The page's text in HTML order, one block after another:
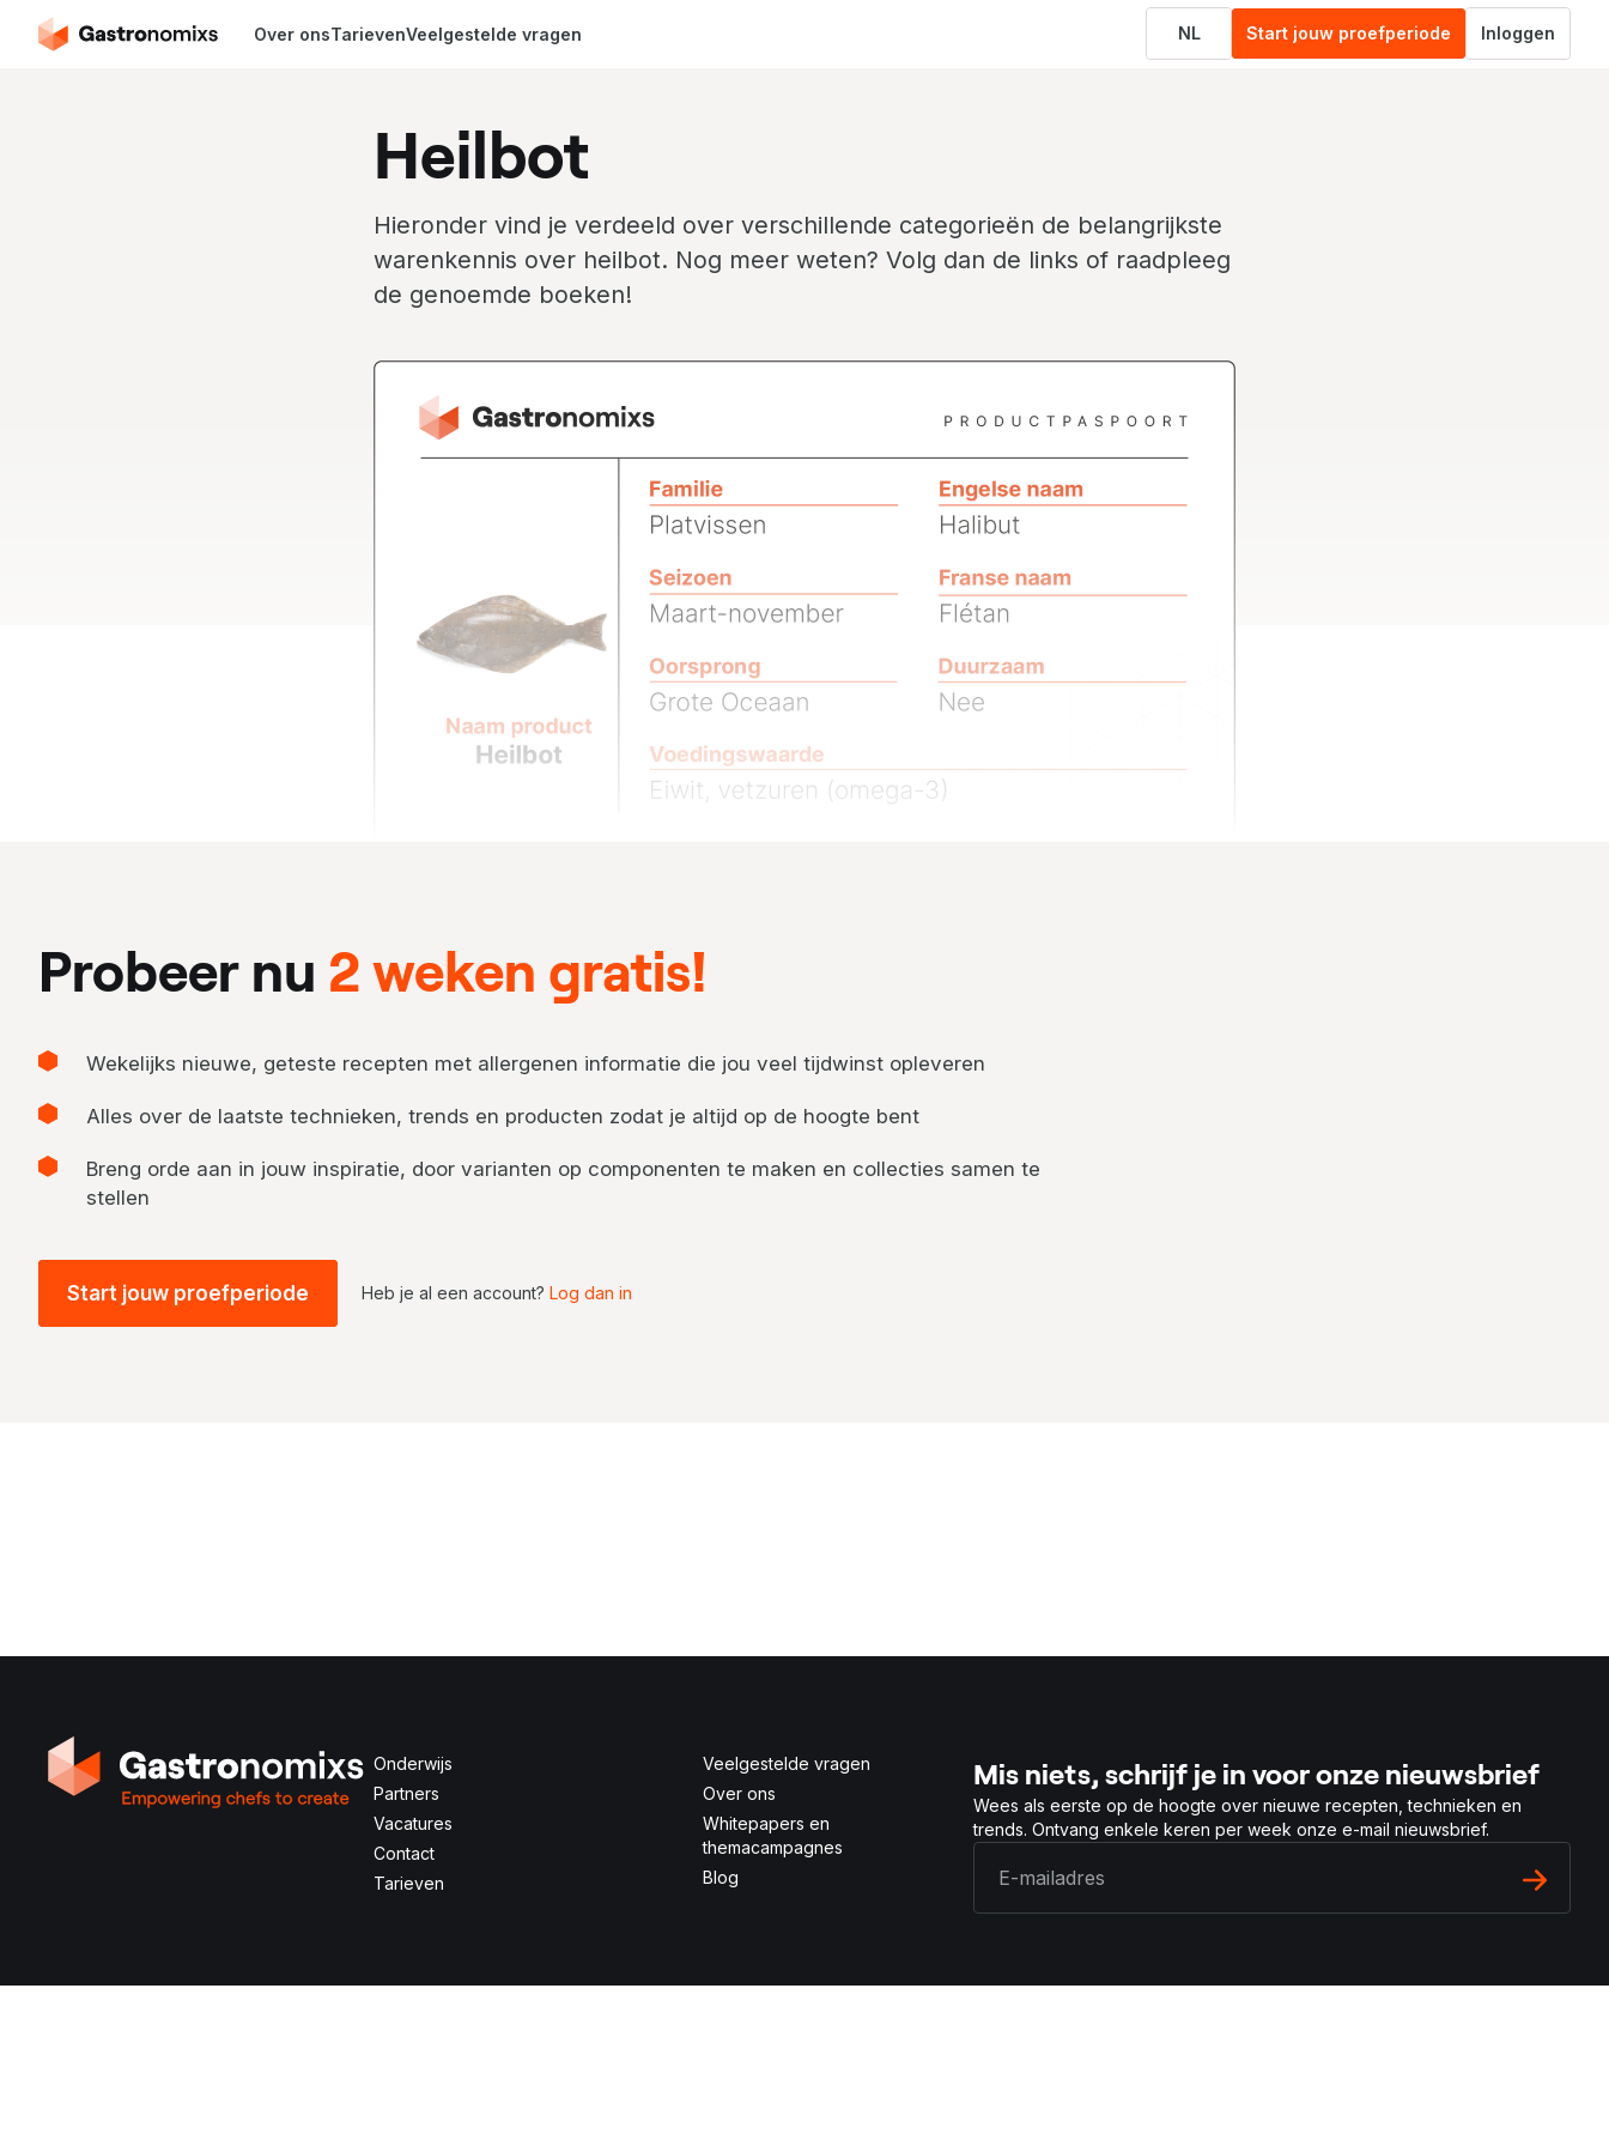
Over onsTarievenVeelgestelde vragen NL Start jouw proefperiode Inloggen
Heilbot
Hieronder vind je verdeeld over verschillende categorieën de belangrijkste
warenkennis over heilbot. Nog meer weten? Volg dan de links of raadpleeg
de genoemde boeken!
Probeer nu 2 weken gratis!
Wekelijks nieuwe, geteste recepten met allergenen informatie die jou veel tijdwinst opleveren
Alles over de laatste technieken, trends en producten zodat je altijd op de hoogte bent
Breng orde aan in jouw inspiratie, door varianten op componenten te maken en collecties samen te
stellen
Start jouw proefperiode Heb je al een account? Log dan in
Onderwijs
Partners
Vacatures
Contact
Tarieven
Veelgestelde vragen
Over ons
Whitepapers en
themacampagnes
Blog
Mis niets, schrijf je in voor onze nieuwsbrief
Wees als eerste op de hoogte over nieuwe recepten, technieken en
trends. Ontvang enkele keren per week onze e-mail nieuwsbrief.